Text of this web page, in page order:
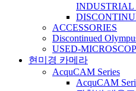
INDUSTRIAL
ACCESSORIES
Discontinued
USED-
현미경 카메라
AcquCAM Series
AcquCAM